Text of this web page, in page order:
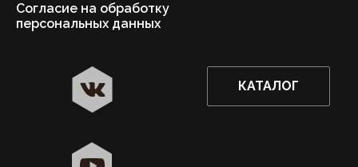
Согласие на обработку
персональных данных
КАТАЛОГ